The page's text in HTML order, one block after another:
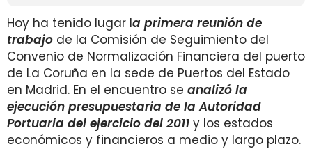
Hoy ha tenido lugar la primera reunión de
trabajo de la Comisión de Seguimiento del
Convenio de Normalización Financiera del puerto
de La Coruña en la sede de Puertos del Estado
en Madrid. En el encuentro se analizó la
ejecución presupuestaria de la Autoridad
Portuaria del ejercicio del 2011 y los estados
económicos y financieros a medio y largo plazo.